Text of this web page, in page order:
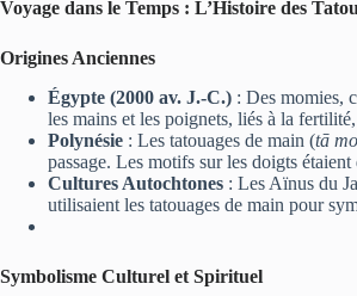
Voyage dans le Temps : L’Histoire des
Origines Anciennes
Égypte (2000 av. J.-C.) : Des momies,
les mains et les poignets, liés à la
Polynésie : Les tatouages de main (tā
passage. Les motifs sur les doigts étaient
Cultures Autochtones : Les Aïnus du
utilisaient les tatouages de main pour
Symbolisme Culturel et Spirituel